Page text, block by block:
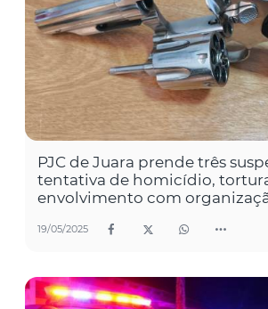
PJC de Juara prende três
tentativa de homicídio,
envolvimento com
19/05/2025